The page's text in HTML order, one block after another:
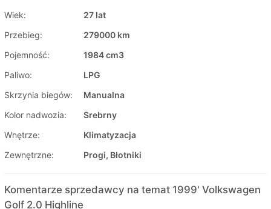
Wiek:
27 lat
Przebieg:
279000 km
Pojemność:
1984 cm3
Paliwo:
LPG
Skrzynia biegów:
Manualna
Kolor nadwozia:
Srebrny
Wnętrze:
Klimatyzacja
Zewnętrzne:
Progi, Błotniki
Komentarze sprzedawcy na temat 1999' Volkswagen
Golf 2.0 Highline